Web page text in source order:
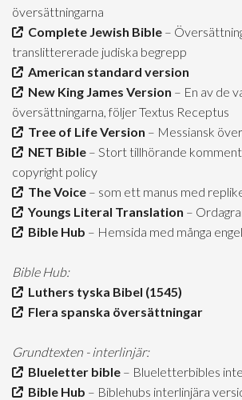
översättningarna
Complete Jewish Bible –
translittererade judiska begrepp
American standard version
New King James Version – En av de
översättningarna, följer Textus Receptus
Tree of Life Version – Messiansk
NET Bible – Stort tillhörande
copyright policy
The Voice – som ett manus med
Youngs Literal Translation –
Bible Hub – Hemsida med många
Bible Hub:
Luthers tyska Bibel (1545)
Flera spanska översättningar
Grundtexten - interlinjär:
Blueletter bible – Blueletterbibles
Bible Hub – Biblehubs interlinjära